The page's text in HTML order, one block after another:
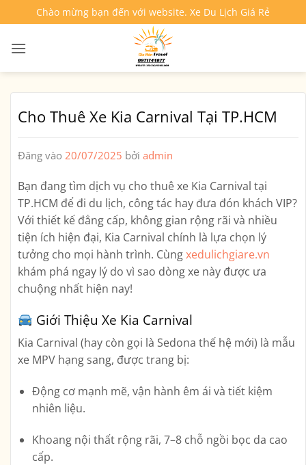
qua
nội
Chào mừng bạn đến với website. Xe Du Lịch Giá Rẻ
Cho Thuê Xe Kia Carnival Tại TP.HCM
Đăng vào 20/07/2025 bởi admin
Bạn đang tìm dịch vụ cho thuê xe Kia Carnival tại
TP.HCM để đi du lịch, công tác hay đưa đón khách VIP?
Với thiết kế đẳng cấp, không gian rộng rãi và nhiều
tiện ích hiện đại, Kia Carnival chính là lựa chọn lý
tưởng cho mọi hành trình. Cùngxedulichgiare.vn
khám phá ngay lý do vì sao dòng xe này được ưa
chuộng nhất hiện nay!
Giới Thiệu Xe Kia Carnival
Kia Carnival (hay còn gọi là Sedona thế hệ mới) là mẫu
xe MPV hạng sang, được trang bị:
Động cơ mạnh mẽ, vận hành êm ái và tiết kiệm
nhiên liệu.
Khoang nội thất rộng rãi, 7–8 chỗ ngồi bọc da cao
cấp.